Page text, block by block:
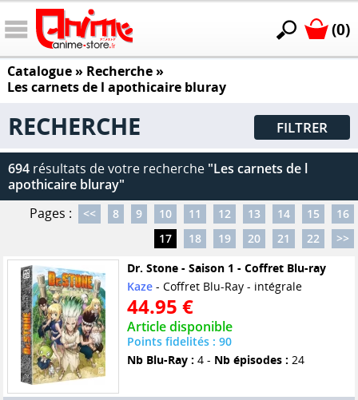
(0)
Catalogue» Recherche »
Les carnets de l apothicaire bluray
RECHERCHE FILTRER
694 résultats de votre recherche "Les carnets de l
apothicaire bluray"
Pages :
<< 8 9 10 11 12 13 14 15
16
17
18 19 20 21 22
>>
Dr. Stone - Saison 1 - Coffret Blu-ray
Kaze- Coffret Blu-Ray - intégrale
44.95 €
Article disponible
Points fidelités : 90
Nb Blu-Ray : 4 - Nb épisodes : 24